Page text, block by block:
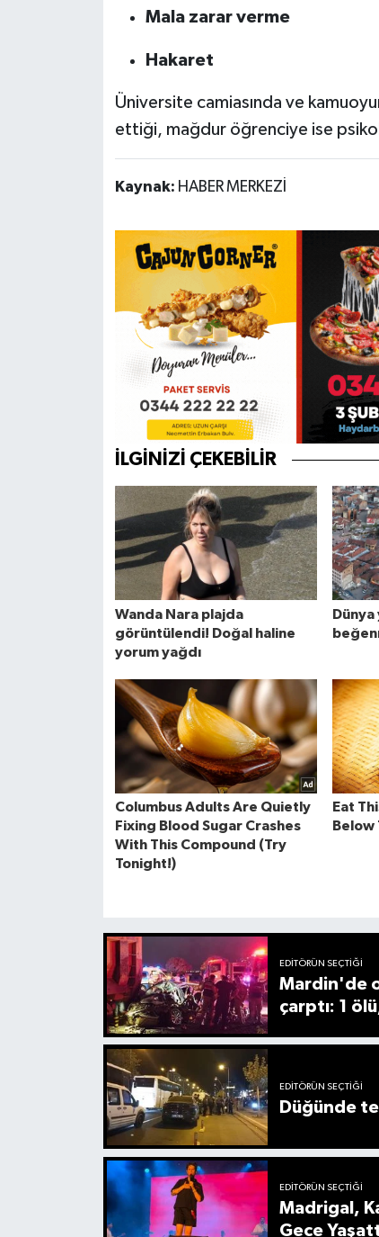
Mala zarar verme
Hakaret
Üniversite camiasında ve
ettiği, mağdur öğrenciye ise
Kaynak: HABER MERKEZİ
EDITÖRÜN SEÇTIĞI
Mardin'de
çarptı: 1
EDITÖRÜN SEÇTIĞI
Düğünde
EDITÖRÜN SEÇTIĞI
Madrigal,
Gece